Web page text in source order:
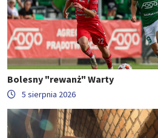
Bolesny "rewanż" Warty
5 sierpnia 2026